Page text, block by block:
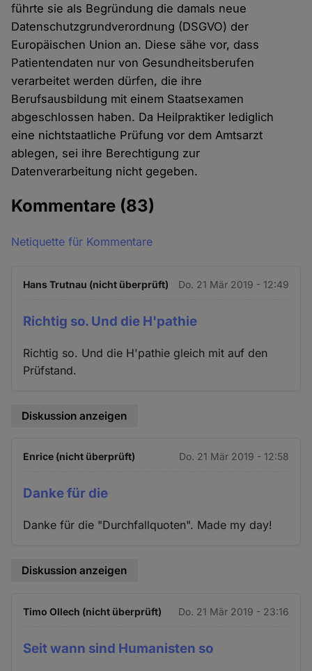
führte sie als Begründung die damals neue
Datenschutzgrundverordnung (DSGVO) der
Europäischen Union an. Diese sähe vor, dass
Patientendaten nur von Gesundheitsberufen
verarbeitet werden dürfen, die ihre
Berufsausbildung mit einem Staatsexamen
abgeschlossen haben. Da Heilpraktiker lediglich
eine nichtstaatliche Prüfung vor dem Amtsarzt
ablegen, sei ihre Berechtigung zur
Datenverarbeitung nicht gegeben.
Kommentare (83)
Netiquette für Kommentare
Hans Trutnau (nicht überprüft) Do. 21 Mär 2019 - 12:49
Richtig so. Und die H'pathie
Richtig so. Und die H'pathie gleich mit auf den
Prüfstand.
Diskussion anzeigen
Enrice (nicht überprüft) Do. 21 Mär 2019 - 12:58
Danke für die
Danke für die "Durchfallquoten". Made my day!
Diskussion anzeigen
Timo Ollech (nicht überprüft) Do. 21 Mär 2019 - 23:16
Seit wann sind Humanisten so